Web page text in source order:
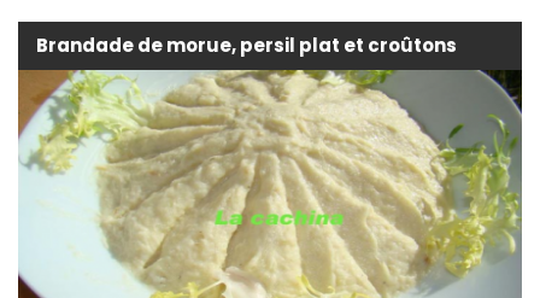
Brandade de morue, persil plat et croûtons